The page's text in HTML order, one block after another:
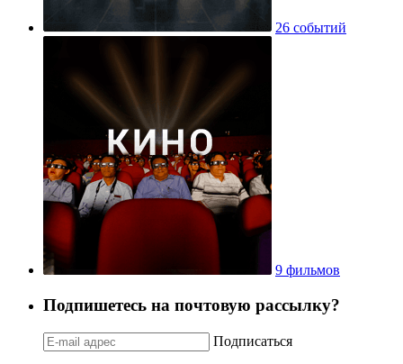
26 событий
9 фильмов
Подпишетесь на почтовую рассылку?
Подписаться